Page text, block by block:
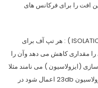
افت را برای فرکانس های
را مقداری کاهش می دهد وآن را
(ایزولاسیون ) می نامند مثلا